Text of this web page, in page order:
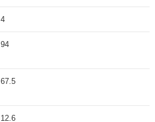
4
94
67.5
12.6